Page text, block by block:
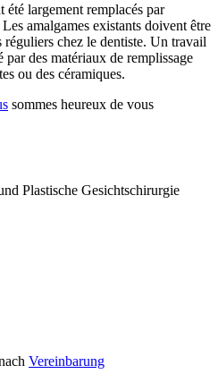
été largement remplacés par
amalgames existants doivent être
réguliers chez le dentiste. Un travail
des matériaux de remplissage
ou des céramiques.
sommes heureux de vous
Plastische Gesichtschirurgie
Vereinbarung